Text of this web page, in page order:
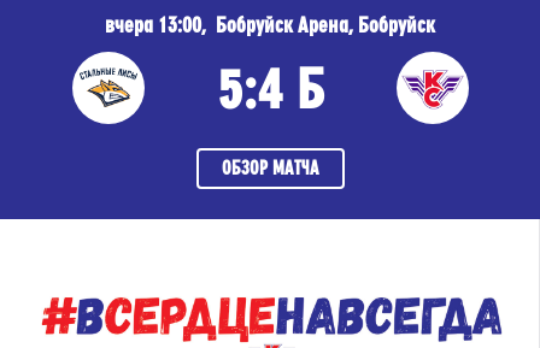
вчера 13:00, Бобруйск Арена, Бобруйск
5:4 Б
ОБЗОР МАТЧА